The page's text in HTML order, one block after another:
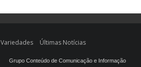
Variedades Últimas Notícias
Grupo Conteúdo de Comunicação e Informação